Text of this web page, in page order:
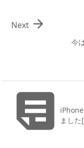
今

Next
まし